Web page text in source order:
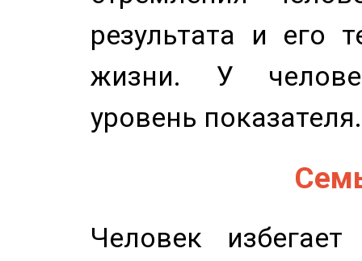
результата и его
жизни. У
уровень показателя.
Человек